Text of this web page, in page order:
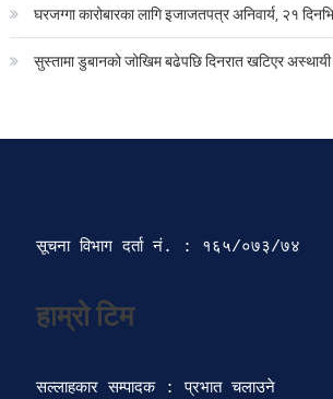
घरजग्गा कारोबारका लागि इजाजतपत्र अनिवार्य, २१
सुस्तामा डुबानको जोखिम बढेपछि दिनरात खटिएर
सूचना विभाग दर्ता‍ नं. : १६५/०७३/७४
हाम्रो टिम
सल्लाहकार सम्पादक : प्रभात चलाउने